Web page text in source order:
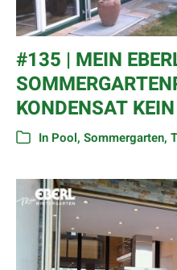
#135 | MEIN
KONDENSAT
In Pool, Sommergarten,